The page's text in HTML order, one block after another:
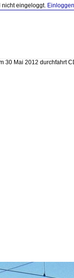
nicht eingeloggt. Einloggen
30 Mai 2012 durchfahrt